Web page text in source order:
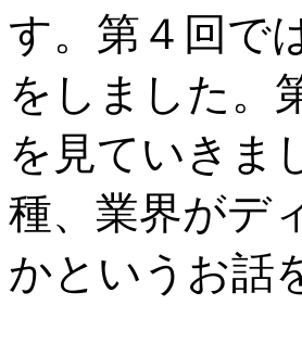
す。第４回で
をしました。
を見ていきま
種、業界がデ
かというお話